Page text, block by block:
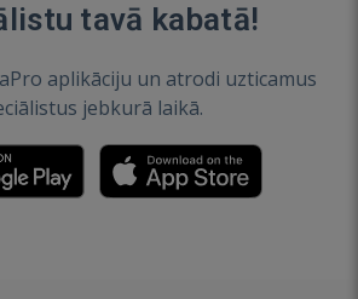
tavā kabatā!
aplikāciju un atrodi uzticamus
jebkurā laikā.